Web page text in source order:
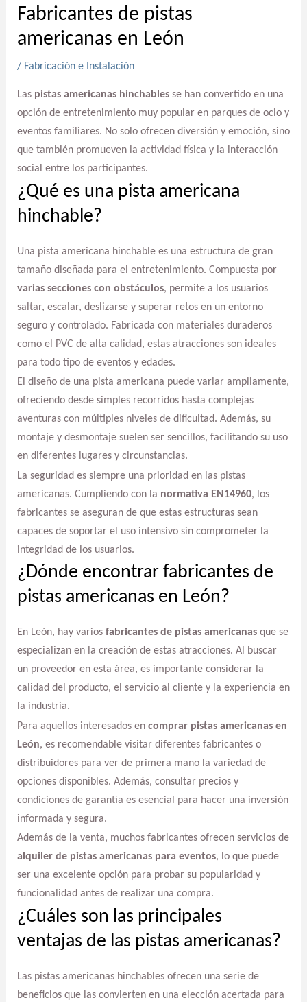
Fabricantes de pistas
americanas en León
/ Fabricación e Instalación
Las pistas americanas hinchablesse han convertido en una
opción de entretenimiento muy popular en parques de ocio y
eventos familiares. No solo ofrecen diversión y emoción, sino
que también promueven la actividad física y la interacción
social entre los participantes.
¿Qué es una pista americana
hinchable?
Una pista americana hinchable es una estructura de gran
tamaño diseñada para el entretenimiento. Compuesta por
varias secciones con obstáculos, permite a los usuarios
saltar, escalar, deslizarse y superar retos en un entorno
seguro y controlado. Fabricada con materiales duraderos
como el PVC de alta calidad, estas atracciones son ideales
para todo tipo de eventos y edades.
El diseño de una pista americana puede variar ampliamente,
ofreciendo desde simples recorridos hasta complejas
aventuras con múltiples niveles de dificultad. Además, su
montaje y desmontaje suelen ser sencillos, facilitando su uso
en diferentes lugares y circunstancias.
La seguridad es siempre una prioridad en las pistas
americanas. Cumpliendo con la normativa EN14960, los
fabricantes se aseguran de que estas estructuras sean
capaces de soportar el uso intensivo sin comprometer la
integridad de los usuarios.
¿Dónde encontrar fabricantes de
pistas americanas en León?
En León, hay varios fabricantes de pistas americanasque se
especializan en la creación de estas atracciones. Al buscar
un proveedor en esta área, es importante considerar la
calidad del producto, el servicio al cliente y la experiencia en
la industria.
Para aquellos interesados en comprar pistas americanas en
León, es recomendable visitar diferentes fabricantes o
distribuidores para ver de primera mano la variedad de
opciones disponibles. Además, consultar precios y
condiciones de garantía es esencial para hacer una inversión
informada y segura.
Además de la venta, muchos fabricantes ofrecen servicios de
alquiler de pistas americanas para eventos, lo que puede
ser una excelente opción para probar su popularidad y
funcionalidad antes de realizar una compra.
¿Cuáles son las principales
ventajas de las pistas americanas?
Las pistas americanas hinchables ofrecen una serie de
beneficios que las convierten en una elección acertada para